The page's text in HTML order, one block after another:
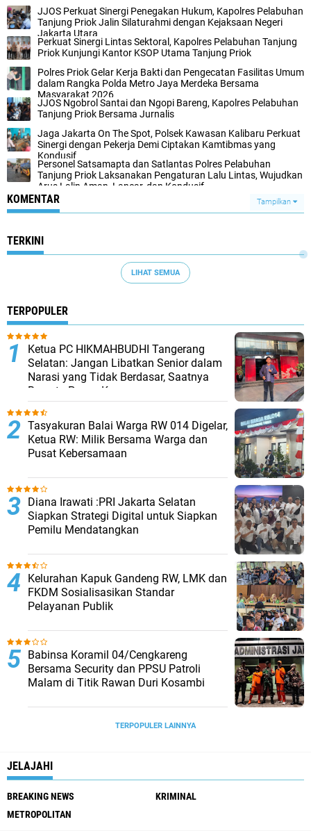
JJOS Perkuat Sinergi Penegakan Hukum, Kapolres Pelabuhan
Tanjung Priok Jalin Silaturahmi dengan Kejaksaan Negeri
Jakarta Utara
Perkuat Sinergi Lintas Sektoral, Kapolres Pelabuhan Tanjung
Priok Kunjungi Kantor KSOP Utama Tanjung Priok
Polres Priok Gelar Kerja Bakti dan Pengecatan Fasilitas Umum
dalam Rangka Polda Metro Jaya Merdeka Bersama
Masyarakat 2026
JJOS Ngobrol Santai dan Ngopi Bareng, Kapolres Pelabuhan
Tanjung Priok Bersama Jurnalis
Jaga Jakarta On The Spot, Polsek Kawasan Kalibaru Perkuat
Sinergi dengan Pekerja Demi Ciptakan Kamtibmas yang
Kondusif
Personel Satsamapta dan Satlantas Polres Pelabuhan
Tanjung Priok Laksanakan Pengaturan Lalu Lintas, Wujudkan
Arus Lalin Aman, Lancar, dan Kondusif
KOMENTAR Tampilkan
TERKINI
LIHAT SEMUA
TERPOPULER
Ketua PC HIKMAHBUDHI Tangerang
Selatan: Jangan Libatkan Senior dalam
Narasi yang Tidak Berdasar, Saatnya
Bersatu Pasca Kongres
Tasyakuran Balai Warga RW 014 Digelar,
Ketua RW: Milik Bersama Warga dan
Pusat Kebersamaan
Diana Irawati :PRI Jakarta Selatan
Siapkan Strategi Digital untuk Siapkan
Pemilu Mendatangkan
Kelurahan Kapuk Gandeng RW, LMK dan
FKDM Sosialisasikan Standar
Pelayanan Publik
Babinsa Koramil 04/Cengkareng
Bersama Security dan PPSU Patroli
Malam di Titik Rawan Duri Kosambi
TERPOPULER LAINNYA
JELAJAHI
BREAKING NEWS
KRIMINAL
METROPOLITAN